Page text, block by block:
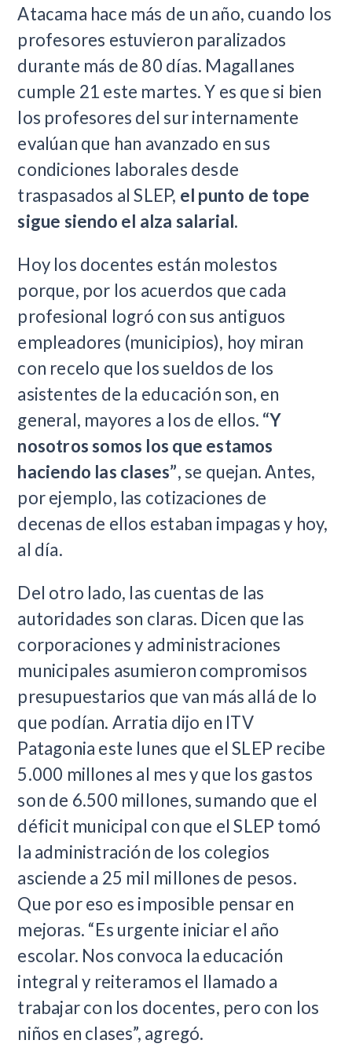
Atacama hace más de un año, cuando los
profesores estuvieron paralizados
durante más de 80 días. Magallanes
cumple 21 este martes. Y es que si bien
los profesores del sur internamente
evalúan que han avanzado en sus
condiciones laborales desde
traspasados al SLEP, el punto de tope
sigue siendo el alza salarial.
Hoy los docentes están molestos
porque, por los acuerdos que cada
profesional logró con sus antiguos
empleadores (municipios), hoy miran
con recelo que los sueldos de los
asistentes de la educación son, en
general, mayores a los de ellos. “Y
nosotros somos los que estamos
haciendo las clases”, se quejan. Antes,
por ejemplo, las cotizaciones de
decenas de ellos estaban impagas y hoy,
al día.
Del otro lado, las cuentas de las
autoridades son claras. Dicen que las
corporaciones y administraciones
municipales asumieron compromisos
presupuestarios que van más allá de lo
que podían. Arratia dijo en ITV
Patagonia este lunes que el SLEP recibe
5.000 millones al mes y que los gastos
son de 6.500 millones, sumando que el
déficit municipal con que el SLEP tomó
la administración de los colegios
asciende a 25 mil millones de pesos.
Que por eso es imposible pensar en
mejoras. “Es urgente iniciar el año
escolar. Nos convoca la educación
integral y reiteramos el llamado a
trabajar con los docentes, pero con los
niños en clases”, agregó.